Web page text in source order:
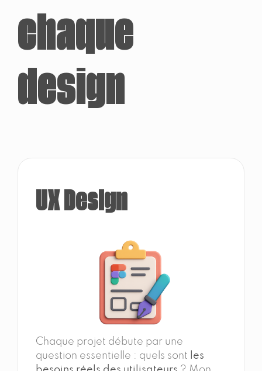
chaque
design
UX Design
Chaque projet débute par une
question essentielle : quels sont
les